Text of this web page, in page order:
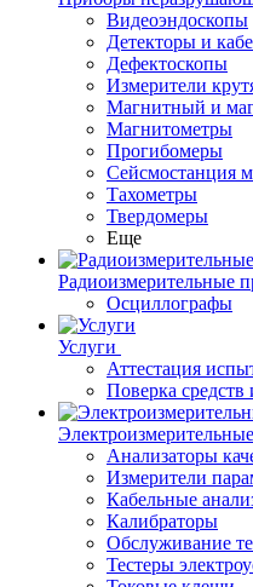
Видеоэндоскопы
Детекторы и
Дефектоскопы
Измерители
Магнитный и
Магнитометры
Прогибомеры
Сейсмостанция
Тахометры
Твердомеры
Еще
Радиоизмерительные
Осциллографы
Услуги
Аттестация
Поверка средств
Анализаторы
Измерители
Кабельные
Калибраторы
Обслуживание
Тестеры